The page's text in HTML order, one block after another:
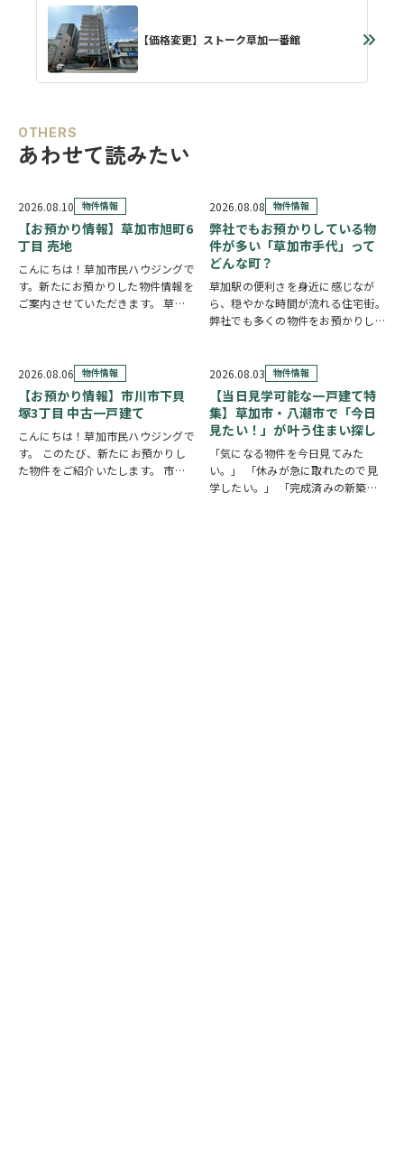
【価格変更】ストーク草加一番館
OTHERS
あわせて読みたい
2026.08.10 物件情報
【お預かり情報】草加市旭町6
丁目 売地
こんにちは！草加市民ハウジングで
す。新たにお預かりした物件情報を
ご案内させていただきます。 草加
利用可能な立地。52坪超の広々と
した整形地…
2026.08.08 物件情報
弊社でもお預かりしている物
件が多い「草加市手代」って
どんな町？
草加駅の便利さを身近に感じなが
ら、穏やかな時間が流れる住宅街。
弊社でも多くの物件をお預かりして
10分圏内の便利な立地 手代は東武
スカイツリーライン「草加駅」が生
活圏です。北千…
2026.08.06 物件情報
【お預かり情報】市川市下貝
塚3丁目 中古一戸建て
こんにちは！草加市民ハウジングで
す。 このたび、新たにお預かりし
た物件をご紹介いたします。 市川
2026.08.03 物件情報
【当日見学可能な一戸建て特
集】草加市・八潮市で「今日
見たい！」が叶う住まい探し
「気になる物件を今日見てみた
い。」 「休みが急に取れたので見
学したい。」 「完成済みの新築を